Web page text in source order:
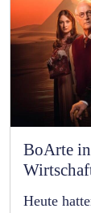
BoArte
Heute